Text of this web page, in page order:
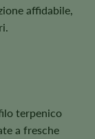
affidabile,
terpenico
a fresche